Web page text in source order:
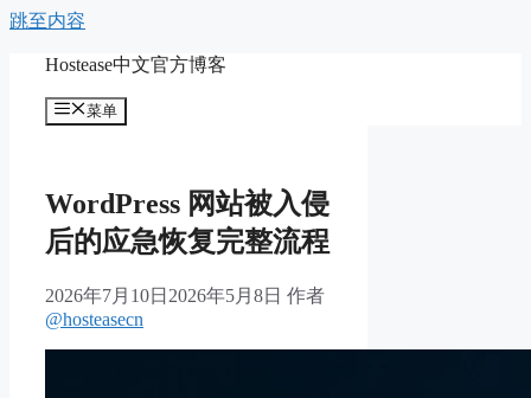
跳至内容
Hostease中文官方博客
菜单
WordPress 网站被入侵
后的应急恢复完整流程
2026年7月10日 2026年5月8日 作者
@hosteasecn